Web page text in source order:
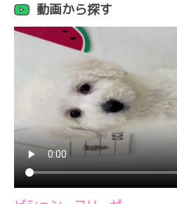
動画から探す